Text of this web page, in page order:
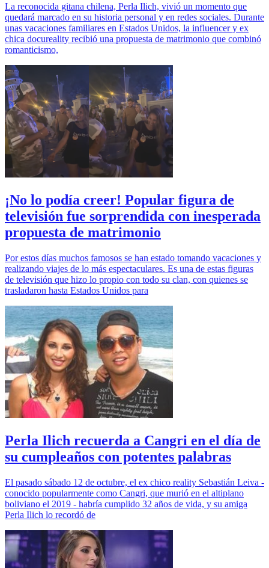
La reconocida gitana chilena, Perla Ilich, vivió un momento que
quedará marcado en su historia personal y en redes sociales. Durante
unas vacaciones familiares en Estados Unidos, la influencer y ex
chica docureality recibió una propuesta de matrimonio que combinó
romanticismo,
¡No lo podía creer! Popular figura de
televisión fue sorprendida con inesperada
propuesta de matrimonio
Por estos días muchos famosos se han estado tomando vacaciones y
realizando viajes de lo más espectaculares. Es una de estas figuras
de televisión que hizo lo propio con todo su clan, con quienes se
trasladaron hasta Estados Unidos para
Perla Ilich recuerda a Cangri en el día de
su cumpleaños con potentes palabras
El pasado sábado 12 de octubre, el ex chico reality Sebastián Leiva -
conocido popularmente como Cangri, que murió en el altiplano
boliviano el 2019 - habría cumplido 32 años de vida, y su amiga
Perla Ilich lo recordó de